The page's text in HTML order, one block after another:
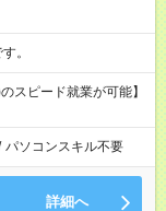
す。
スピード就業が可能】
パソコンスキル不要
詳細へ